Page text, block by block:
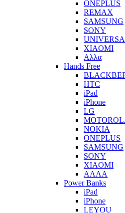
ONEPLUS
REMAX
SAMSUNG
SONY
XIAOMI
Αλλα
Hands Free
HTC
iPad
iPhone
LG
NOKIA
ONEPLUS
SAMSUNG
SONY
XIAOMI
ΑΛΛΑ
Power Banks
iPad
iPhone
LEYOU